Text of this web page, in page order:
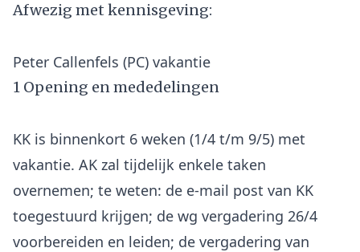
Afwezig met kennisgeving:
1 Opening en mededelingen
KK is binnenkort 6 weken (1/4 t/m 9/5) met
vakantie. AK zal tijdelijk enkele taken
overnemen; te weten: de e-mail post van KK
toegestuurd krijgen; de wg vergadering 26/4
voorbereiden en leiden; de vergadering van